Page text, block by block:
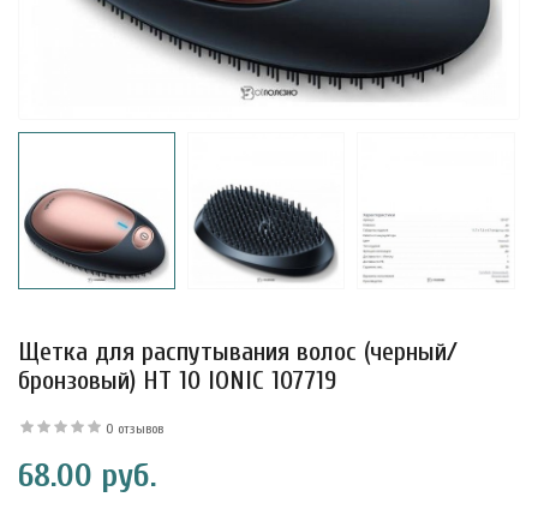
с
в
Щетка для распутывания волос (черный/
бронзовый) HT 10 IONIC 107719
0 отзывов
68.00 руб.